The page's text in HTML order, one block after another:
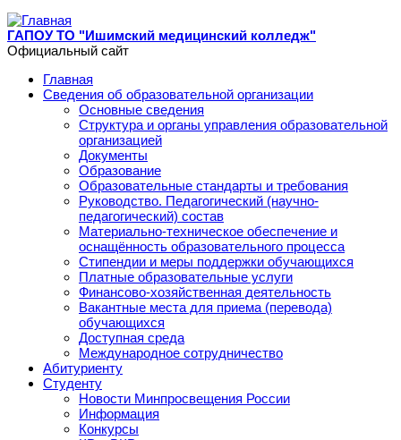
Перейти к основному содержанию
ГАПОУ ТО "Ишимский медицинский колледж"
Официальный сайт
Главная
Сведения об образовательной организации
Основные сведения
Структура и органы управления образовательной
организацией
Документы
Образование
Образовательные стандарты и требования
Руководство. Педагогический (научно-
педагогический) состав
Материально-техническое обеспечение и
оснащённость образовательного процесса
Стипендии и меры поддержки обучающихся
Платные образовательные услуги
Финансово-хозяйственная деятельность
Вакантные места для приема (перевода)
обучающихся
Доступная среда
Международное сотрудничество
Абитуриенту
Студенту
Новости Минпросвещения России
Информация
Конкурсы